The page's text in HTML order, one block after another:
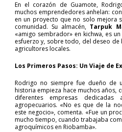
En el corazón de Guamote,
muchos emprendedores anhelan:
en un proyecto que no solo mejora
comunidad. Su almacén, Tarpuk
«amigo sembrador» en kichwa, es
esfuerzo y, sobre todo, del deseo
agricultores locales.
Los Primeros Pasos: Un Viaje de
Rodrigo no siempre fue dueño de
historia empieza hace muchos años,
diferentes empresas
agropecuarios. «No es que de la
este negocio», comenta. «Fue un
mucho tiempo, cuando trabajaba
agroquímicos en Riobamba».